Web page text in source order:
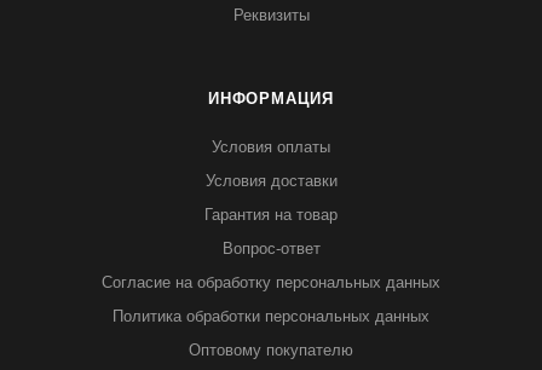
Реквизиты
ИНФОРМАЦИЯ
Условия оплаты
Условия доставки
Гарантия на товар
Вопрос-ответ
Согласие на обработку персональных данных
Политика обработки персональных данных
Оптовому покупателю